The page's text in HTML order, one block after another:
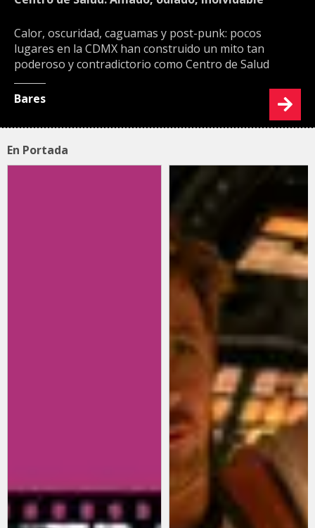
Calor, oscuridad, caguamas y post-punk: pocos
lugares en la CDMX han construido un mito tan
poderoso y contradictorio como Centro de Salud
Bares
En Portada